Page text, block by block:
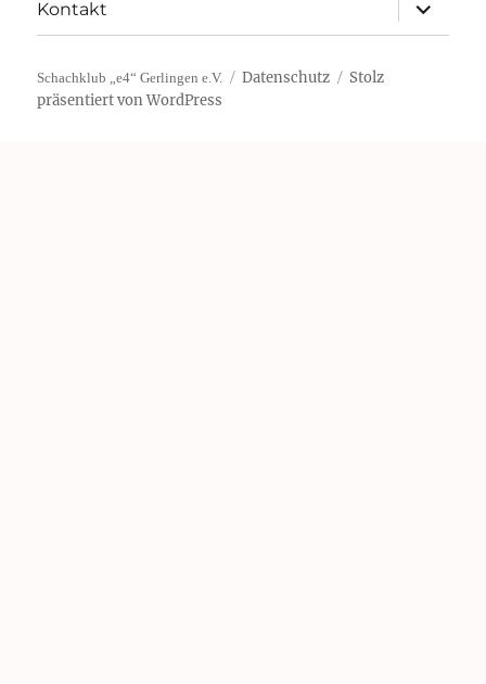
Kontakt
öffnen
Schachklub „e4“ Gerlingen e.V. Datenschutz
Stolz
präsentiert von WordPress